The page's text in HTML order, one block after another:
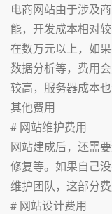
电商网站由于涉及
能，开发成本相对
在数万元以上，如
数据分析等，费用
较高，服务器成本也
其他费用
# 网站维护费用
网站建成后，还需
修复等。如果自己
维护团队，这部分
# 网站设计费用